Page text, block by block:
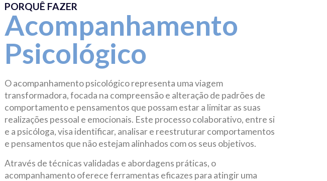
PORQUÊ FAZER
Acompanhamento
Psicológico
O acompanhamento psicológico representa uma viagem
transformadora, focada na compreensão e alteração de padrões de
comportamento e pensamentos que possam estar a limitar as suas
realizações pessoal e emocionais. Este processo colaborativo, entre si
e a psicóloga, visa identificar, analisar e reestruturar comportamentos
e pensamentos que não estejam alinhados com os seus objetivos.
Através de técnicas validadas e abordagens práticas, o
acompanhamento oferece ferramentas eficazes para atingir uma